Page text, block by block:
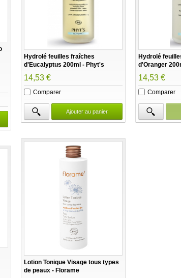
Hydrolé feuilles fraîches
d'Eucalyptus 200ml - Phyt's
14,53 €
Comparer
Ajouter au panier
Hydrolé
d'Oranger
14,53 €
Comparer
Lotion Tonique Visage tous types
de peaux - Florame